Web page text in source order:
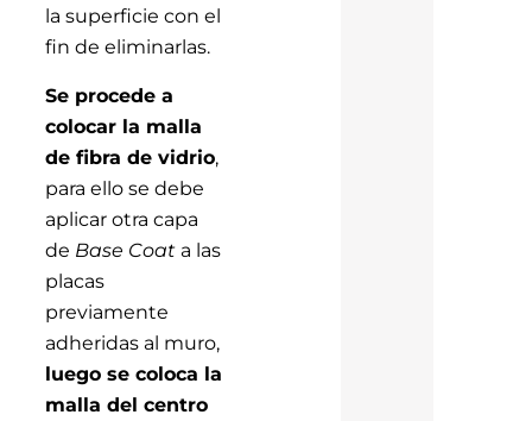
la superficie con el
fin de eliminarlas.
Se procede a
colocar la malla
de fibra de vidrio,
para ello se debe
aplicar otra capa
de Base Coata las
placas
previamente
adheridas al muro,
luego se coloca la
malla del centro